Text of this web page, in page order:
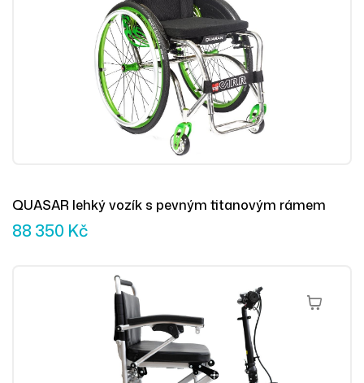
QUASAR lehký vozík s pevným titanovým rámem
88 350 Kč
Přidat Do